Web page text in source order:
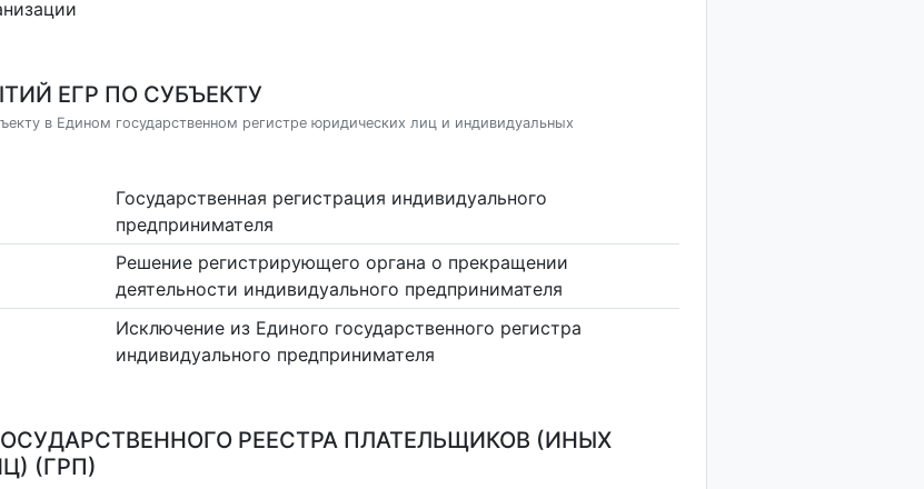
ЕГР ПО СУБЪЕКТУ
в Едином государственном регистре юридических лиц и индивидуальных
Государственная регистрация индивидуального
предпринимателя
Решение регистрирующего органа о прекращении
деятельности индивидуального предпринимателя
Исключение из Единого государственного регистра
индивидуального предпринимателя
РЕЕСТРА ПЛАТЕЛЬЩИКОВ (ИНЫХ
(ГРП)